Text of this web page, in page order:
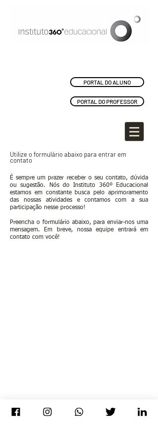
PORTAL DO ALUNO
PORTAL DO PROFESSOR
Utilize o formulário abaixo para entrar em
contato
É sempre um prazer receber o seu contato, dúvida
ou sugestão. Nós do Instituto 360º Educacional
estamos em constante busca pelo aprimoramento
das nossas atividades e contamos com a sua
participação nesse processo!
Preencha o formulário abaixo, para enviar-nos uma
mensagem. Em breve, nossa equipe entrará em
contato com você!